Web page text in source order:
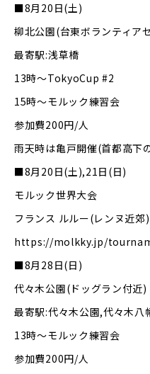
■8月20日(土)
柳北公園(台東ボランティア
最寄駅:浅草橋
13時～TokyoCup #2
15時～モルック練習会
参加費200円/人
雨天時は亀戸開催(首都高下
■8月20日(土),21日(日)
モルック世界大会
フランス ルルー(レンヌ近郊)
https://molkky.jp/
■8月28日(日)
代々木公園(ドッグラン付近)
最寄駅:代々木公園,代々木八
13時～モルック練習会
参加費200円/人